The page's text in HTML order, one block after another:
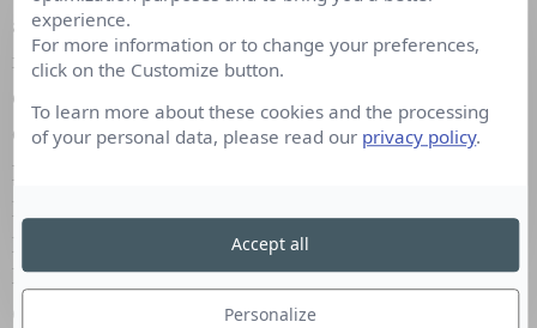
accentuée ces dernières années avec les bons
résultats de l’équipe de France d’une part (vice-
championne du monde en 2009 et en 2011,
qualifiée pour les JO de Londres) et la montée en
puissance de la Ligue Féminine de handball et la
part. C’est un travail long qui nécessite
l’investissement de tous les acteurs (clubs, comités
et ligues, ligue professionnelle et fédération) pour
experience.
For more information or to change your preferences,
click on the Customize button.
To learn more about these cookies and the processing
of your personal data, please read our privacy policy.
Personalize
Accept all